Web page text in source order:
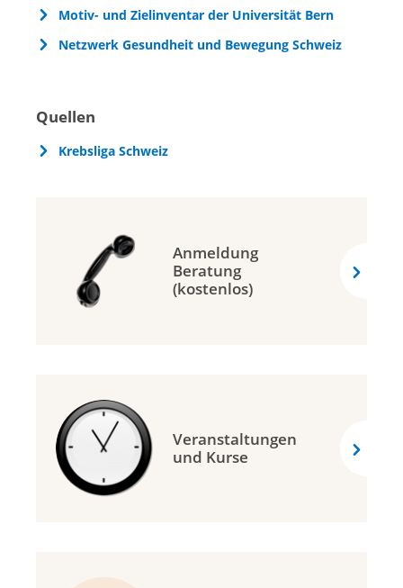
Motiv- und Zielinventar der Universität Bern
Netzwerk Gesundheit und Bewegung Schweiz
Quellen
Krebsliga Schweiz
Anmeldung
Beratung
(kostenlos)
Veranstaltungen
und Kurse